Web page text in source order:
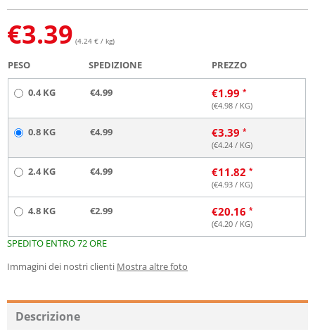
€3.39 (4.24 € / kg)
PESO SPEDIZIONE PREZZO
0.4 KG €4.99 €1.99
(€4.98 / KG)
0.8 KG €4.99 €3.39
(€4.24 / KG)
2.4 KG €4.99 €11.82
(€4.93 / KG)
4.8 KG €2.99 €20.16
(€4.20 / KG)
SPEDITO ENTRO 72 ORE
Immagini dei nostri clienti Mostra altre foto
Descrizione